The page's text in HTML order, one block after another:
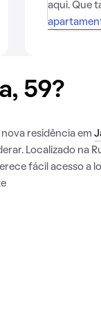
aqui. Que
59?
residência em
Localizado na
fácil acesso a